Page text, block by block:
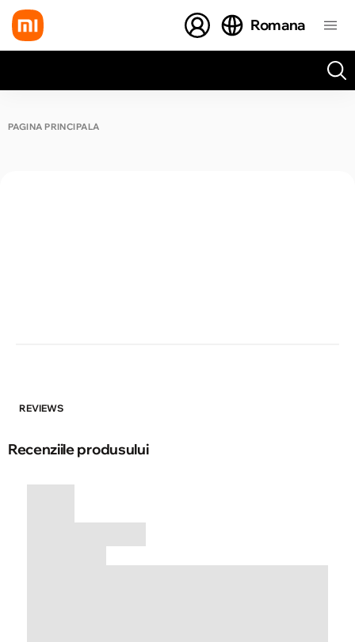
Romana
PAGINA PRINCIPALĂ
REVIEWS
Recenziile produsului